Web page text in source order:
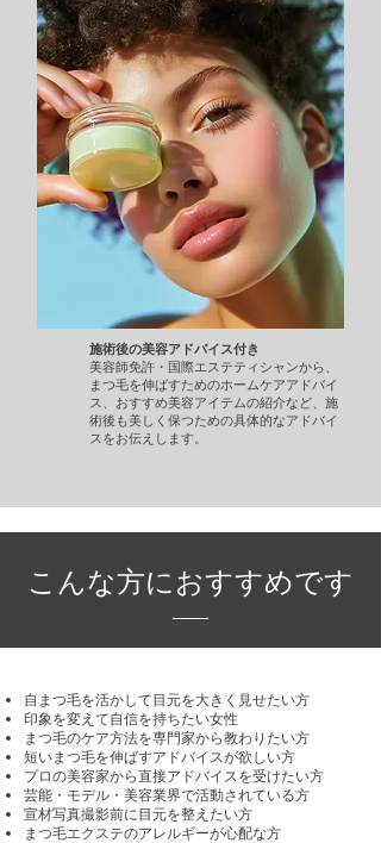
施術後の美容アドバイス付き
美容師免許・国際エステティシャンから、
まつ毛を伸ばすためのホームケアアドバイ
ス、おすすめ美容アイテムの紹介など、施
術後も美しく保つための具体的なアドバイ
スをお伝えします。
こんな方におすすめです
自まつ毛を活かして目元を大きく見せたい方
印象を変えて自信を持ちたい女性
まつ毛のケア方法を専門家から教わりたい方
短いまつ毛を伸ばすアドバイスが欲しい方
プロの美容家から直接アドバイスを受けたい方
芸能・モデル・美容業界で活動されている方
宣材写真撮影前に目元を整えたい方
​まつ毛エクステのアレルギーが心配な方